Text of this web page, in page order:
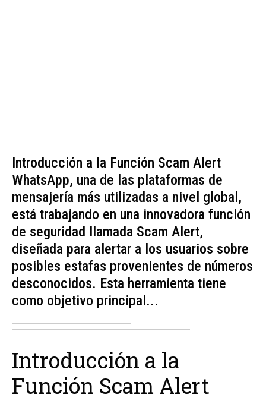
Introducción a la Función Scam Alert
WhatsApp, una de las plataformas de
mensajería más utilizadas a nivel global,
está trabajando en una innovadora función
de seguridad llamada Scam Alert,
diseñada para alertar a los usuarios sobre
posibles estafas provenientes de números
desconocidos. Esta herramienta tiene
como objetivo principal...
Introducción a la
Función Scam Alert